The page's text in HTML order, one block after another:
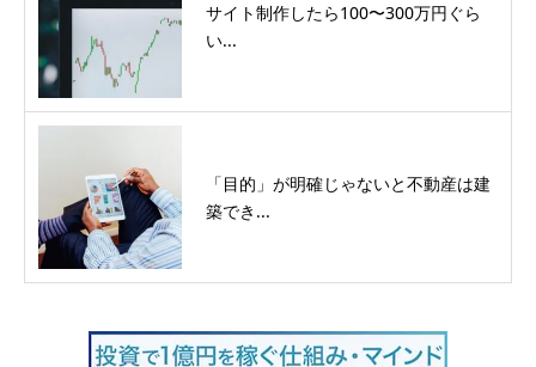
サイト制作したら100〜300万円ぐら
い...
「目的」が明確じゃないと不動産は建
築でき...